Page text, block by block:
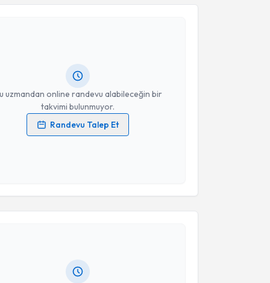
uzmandan online randevu alabileceğin bir
takvimi bulunmuyor.
Randevu Talep Et
verilerimin işlenmesine ilişkinAydınlatma Metni
Takvim Talebini Gönder
Talebi
Ozan Kotan